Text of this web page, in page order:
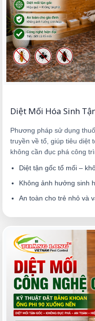
Diệt Mối Hóa Sinh
Phương pháp sử dụng
truyền về tổ, giúp tiêu diệt
không cần đục phá công
Diệt tận gốc tổ mối –
Không ảnh hưởng sinh
An toàn cho trẻ nhỏ và